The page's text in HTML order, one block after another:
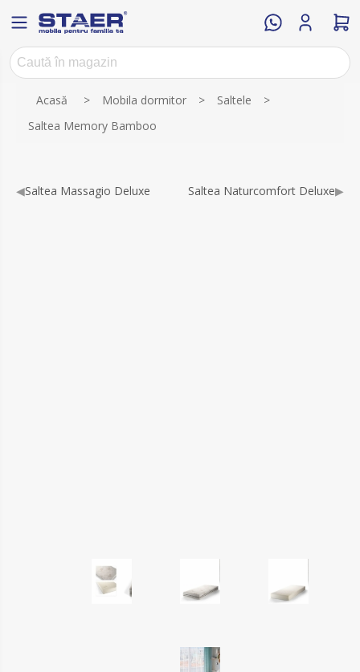
Acasă > Mobila dormitor > Saltele
>
Saltea Memory Bamboo
◀Saltea Massagio Deluxe Saltea Naturcomfort Deluxe▶
Numele atributului Valoarea atributului